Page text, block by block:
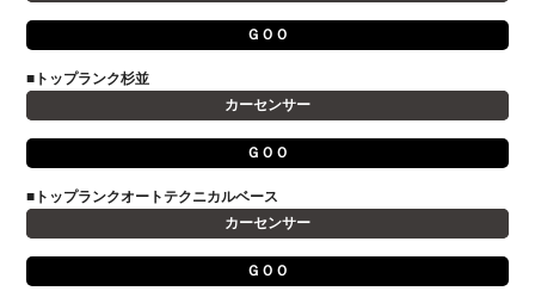
小澤 孝久
小野 利公
山本 大輔
岩井 裕一
JAGUAR
アストンマーティン
アルファロメオ
キャデラック
クライスラー
クライスラージープ
ＧＯＯ
■トップランク杉並
カーセンサー
ＧＯＯ
■トップランクオートテクニカルベース
カーセンサー
ＧＯＯ